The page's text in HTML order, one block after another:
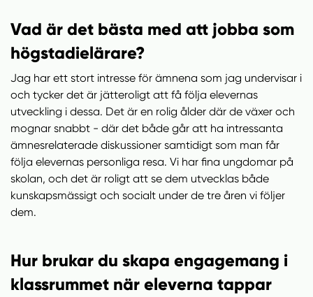
Vad är det bästa med att jobba som
högstadielärare?
Jag har ett stort intresse för ämnena som jag undervisar i
och tycker det är jätteroligt att få följa elevernas
utveckling i dessa. Det är en rolig ålder där de växer och
mognar snabbt - där det både går att ha intressanta
ämnesrelaterade diskussioner samtidigt som man får
följa elevernas personliga resa. Vi har fina ungdomar på
skolan, och det är roligt att se dem utvecklas både
kunskapsmässigt och socialt under de tre åren vi följer
dem.
Hur brukar du skapa engagemang i
klassrummet när eleverna tappar